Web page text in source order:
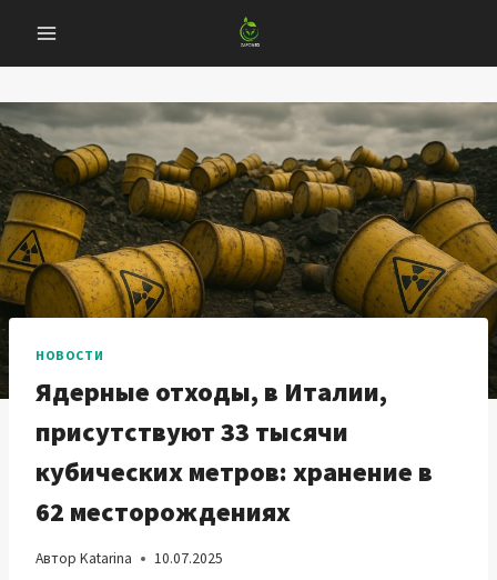
содержанию
НОВОСТИ
Ядерные отходы, в Италии,
присутствуют 33 тысячи
кубических метров: хранение в
62 месторождениях
Автор Katarina 10.07.2025